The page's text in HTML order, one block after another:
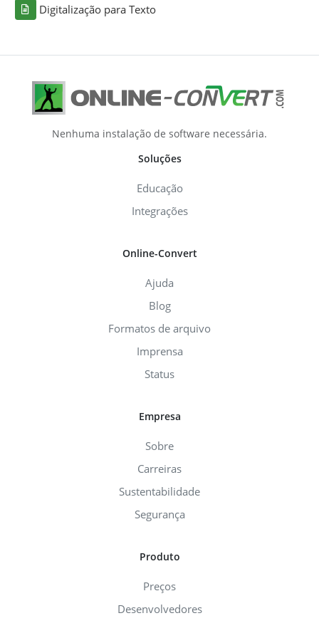
Digitalização para Texto
Nenhuma instalação de software necessária.
Soluções
Educação
Integrações
Online-Convert
Ajuda
Blog
Formatos de arquivo
Imprensa
Status
Empresa
Sobre
Carreiras
Sustentabilidade
Segurança
Produto
Preços
Desenvolvedores